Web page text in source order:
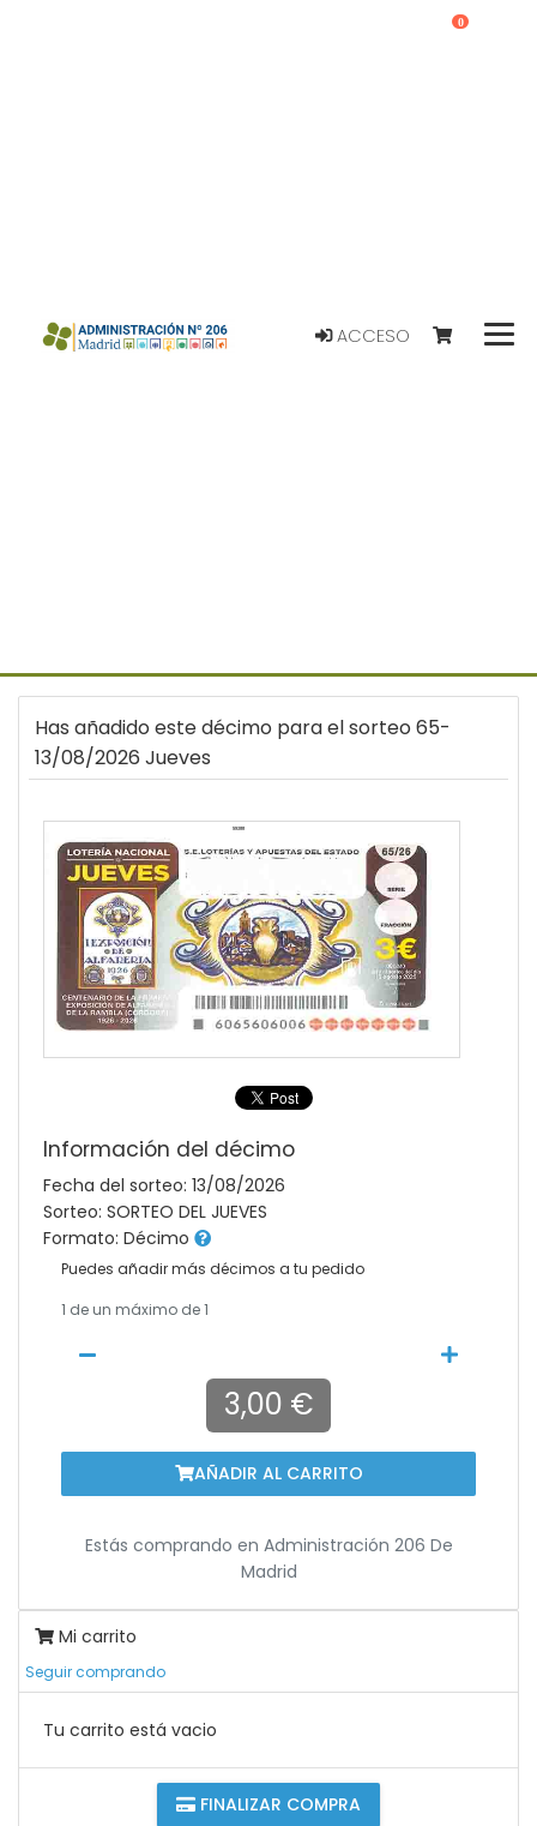
ACCESO
0
Has añadido este décimo para el sorteo 65-
13/08/2026 Jueves
59288
Información del décimo
Fecha del sorteo: 13/08/2026
Sorteo: SORTEO DEL JUEVES
Formato: Décimo
Puedes añadir más décimos a tu pedido
1 de un máximo de 1
3,00 €
AÑADIR AL CARRITO
Estás comprando en Administración 206 De
Madrid
Mi carrito
Seguir comprando
Tu carrito está vacio
FINALIZAR COMPRA